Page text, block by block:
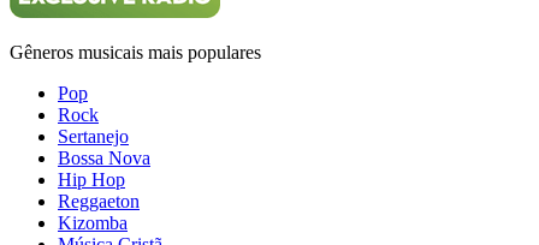
Gêneros musicais mais populares
Pop
Rock
Sertanejo
Bossa Nova
Hip Hop
Reggaeton
Kizomba